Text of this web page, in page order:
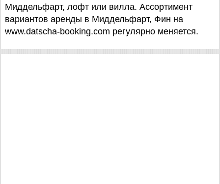
Миддельфарт, лофт или вилла. Ассортимент
вариантов аренды в Миддельфарт, Фин на
www.datscha-booking.com регулярно меняется.